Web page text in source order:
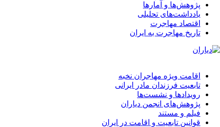
پژوهش‌ها و آمارها
یادداشت‌های تحلیلی
اقتصاد مهاجرت
تاریخ مهاجرت به ایران
اقامت ویژه مهاجران نخبه
تابعیت فرزندان مادر ایرانی
رویدادها و نشست‌ها
پژوهش‌های انجمن دیاران
فیلم و مستند
قوانین تابعیت و اقامت در ایران